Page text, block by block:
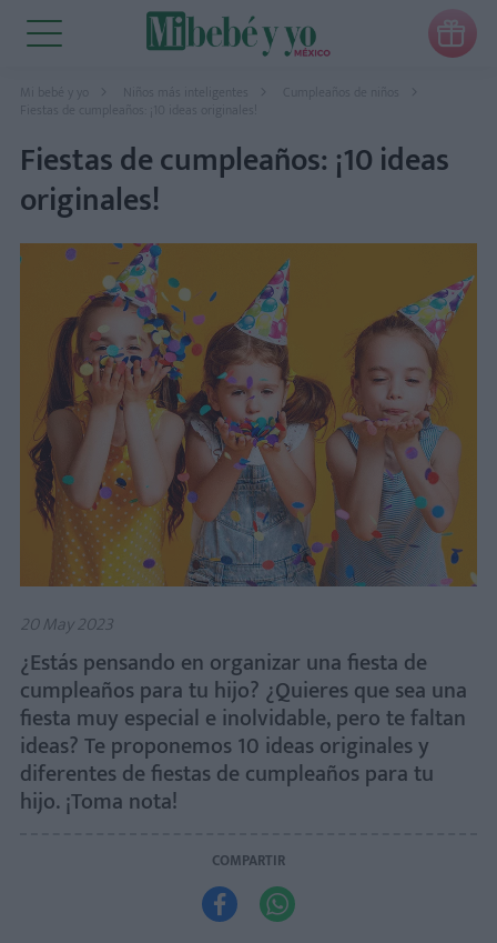

Mi bebé y yo Niños más inteligentes
Fiestas de cumpleaños: ¡10 ideas originales!
Fiestas de cumpleaños: ¡10 ideas
originales!
20 May 2023
¿Estás pensando en organizar una fiesta de
cumpleaños para tu hijo? ¿Quieres que sea una
fiesta muy especial e inolvidable, pero te faltan
ideas? Te proponemos 10 ideas originales y
diferentes de fiestas de cumpleaños para tu
hijo. ¡Toma nota!
COMPARTIR
 